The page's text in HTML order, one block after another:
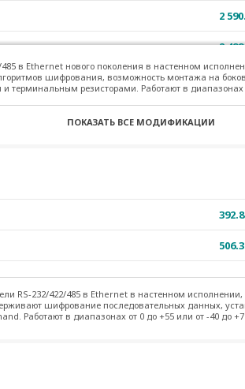
2
2
2
2
485 в Ethernet нового поколения в настенном
шифрования, возможность монтажа на
терминальным резисторами. Работают в диапазонах
ПОКАЗАТЬ ВСЕ МОДИФИКАЦИИ
RS-232/422/485 в Ethernet в настенном
шифрование последовательных данных,
Работают в диапазонах от 0 до +55 или от -40 до